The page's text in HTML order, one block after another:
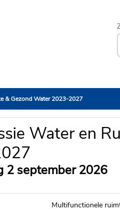
& Gezond Water 2023-2027
Water en
2 september 2026
Multifunctionele